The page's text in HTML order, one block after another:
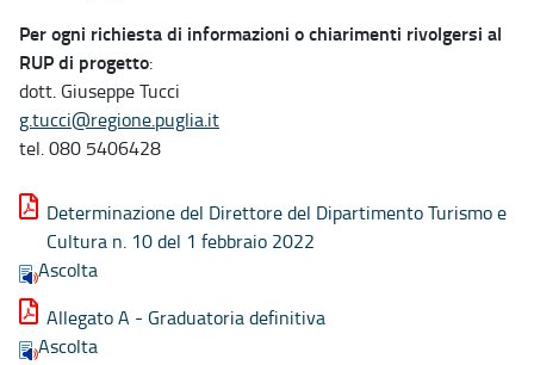
Per ogni richiesta di informazioni o chiarimenti rivolgersi al
RUP di progetto:
dott. Giuseppe Tucci
g.tucci@regione.puglia.it
tel. 080 5406428
Determinazione del Direttore del Dipartimento Turismo e
Cultura n. 10 del 1 febbraio 2022
Ascolta
Allegato A - Graduatoria definitiva
Ascolta